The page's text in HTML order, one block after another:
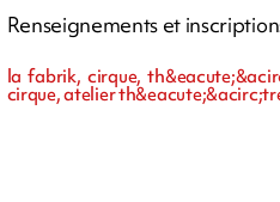
Renseignements et
la fabrik, cirque,
cirque, atelier